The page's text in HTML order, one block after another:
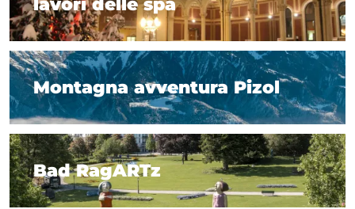
lavori delle spa
7 consigli per gli addetti ai lavori delle spa
Montagna avventura Pizol
Montagna avventura Pizol
Bad RagARTz
Bad RagARTz